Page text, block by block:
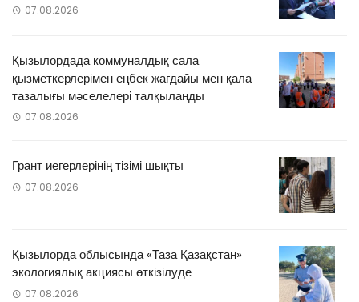
07.08.2026
Қызылордада коммуналдық сала
қызметкерлерімен еңбек жағдайы мен қала
тазалығы мәселелері талқыланды
07.08.2026
Грант иегерлерінің тізімі шықты
07.08.2026
Қызылорда облысында «Таза Қазақстан»
экологиялық акциясы өткізілуде
07.08.2026